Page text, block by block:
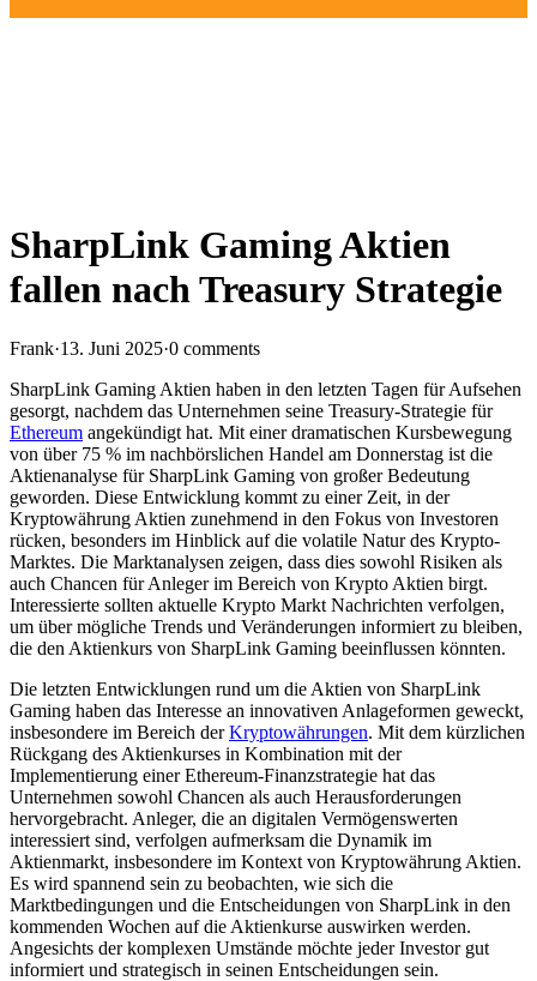
SharpLink Gaming Aktien
fallen nach Treasury Strategie
Frank·13. Juni 2025·0 comments
SharpLink Gaming Aktien haben in den letzten Tagen für Aufsehen
gesorgt, nachdem das Unternehmen seine Treasury-Strategie für
Ethereum angekündigt hat. Mit einer dramatischen Kursbewegung
von über 75 % im nachbörslichen Handel am Donnerstag ist die
Aktienanalyse für SharpLink Gaming von großer Bedeutung
geworden. Diese Entwicklung kommt zu einer Zeit, in der
Kryptowährung Aktien zunehmend in den Fokus von Investoren
rücken, besonders im Hinblick auf die volatile Natur des Krypto-
Marktes. Die Marktanalysen zeigen, dass dies sowohl Risiken als
auch Chancen für Anleger im Bereich von Krypto Aktien birgt.
Interessierte sollten aktuelle Krypto Markt Nachrichten verfolgen,
um über mögliche Trends und Veränderungen informiert zu bleiben,
die den Aktienkurs von SharpLink Gaming beeinflussen könnten.
Die letzten Entwicklungen rund um die Aktien von SharpLink
Gaming haben das Interesse an innovativen Anlageformen geweckt,
insbesondere im Bereich derKryptowährungen. Mit dem kürzlichen
Rückgang des Aktienkurses in Kombination mit der
Implementierung einer Ethereum-Finanzstrategie hat das
Unternehmen sowohl Chancen als auch Herausforderungen
hervorgebracht. Anleger, die an digitalen Vermögenswerten
interessiert sind, verfolgen aufmerksam die Dynamik im
Aktienmarkt, insbesondere im Kontext von Kryptowährung Aktien.
Es wird spannend sein zu beobachten, wie sich die
Marktbedingungen und die Entscheidungen von SharpLink in den
kommenden Wochen auf die Aktienkurse auswirken werden.
Angesichts der komplexen Umstände möchte jeder Investor gut
informiert und strategisch in seinen Entscheidungen sein.